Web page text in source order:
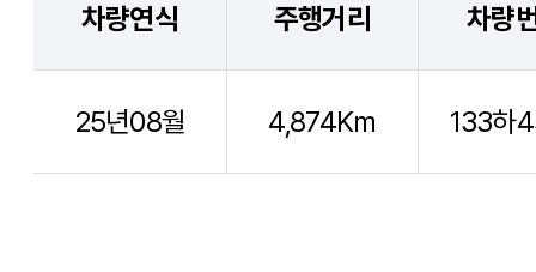
차량연식 주행거리
25년08월 4,874Km
차량
133하